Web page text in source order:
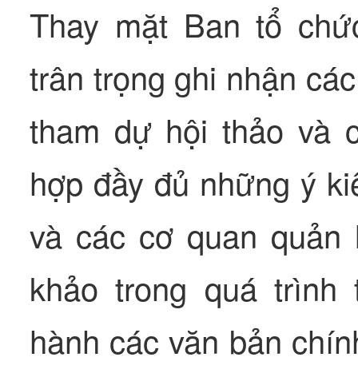
Thay mặt Ban tổ
trân trọng ghi nhận
tham dự hội thảo và
hợp đầy đủ những ý
và các cơ quan
khảo trong quá
hành các văn bản